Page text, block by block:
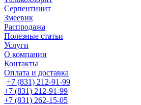
Серпентинит
Змеевик
Распродажа
Полезные статьи
Услуги
О компании
Контакты
Оплата и доставка
+7 (831) 212-91-99
+7 (831) 212-91-99
+7 (831) 262-15-05